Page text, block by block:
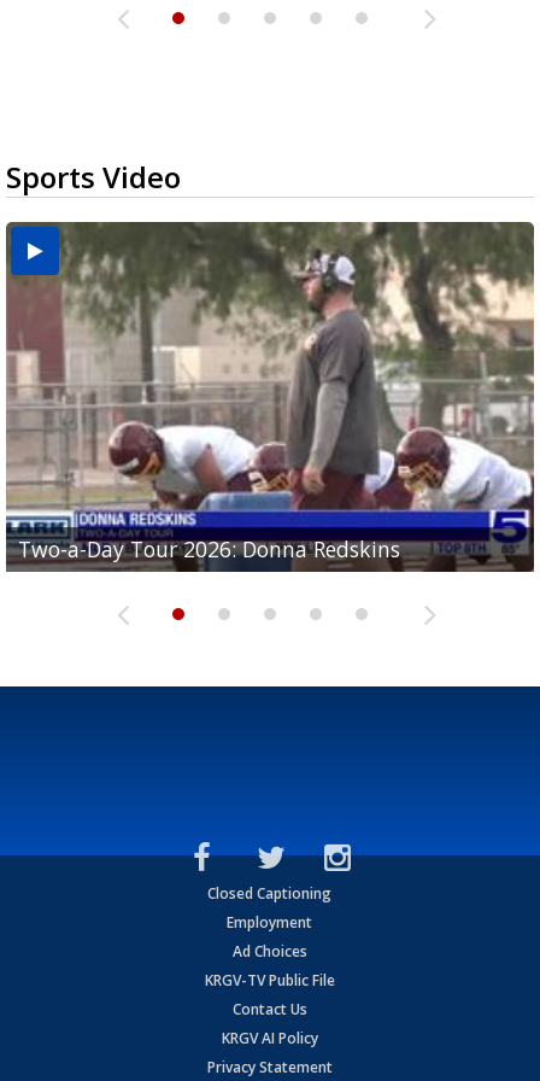
Sports Video
Two-a-Day Tour 2026: Donna Redskins
Two-a-Day Tour 2026: Brownsville Pace Vikings
Two-a-Day Tour 2026: La Joya Coyotes
Two-a-Day Tour 2026: Rio Hondo Bobcats
Two-a-Day Tour 2026: Brownsville St. Joseph
Bloodhounds
Closed Captioning
Employment
Ad Choices
KRGV-TV Public File
Contact Us
KRGV AI Policy
Privacy Statement